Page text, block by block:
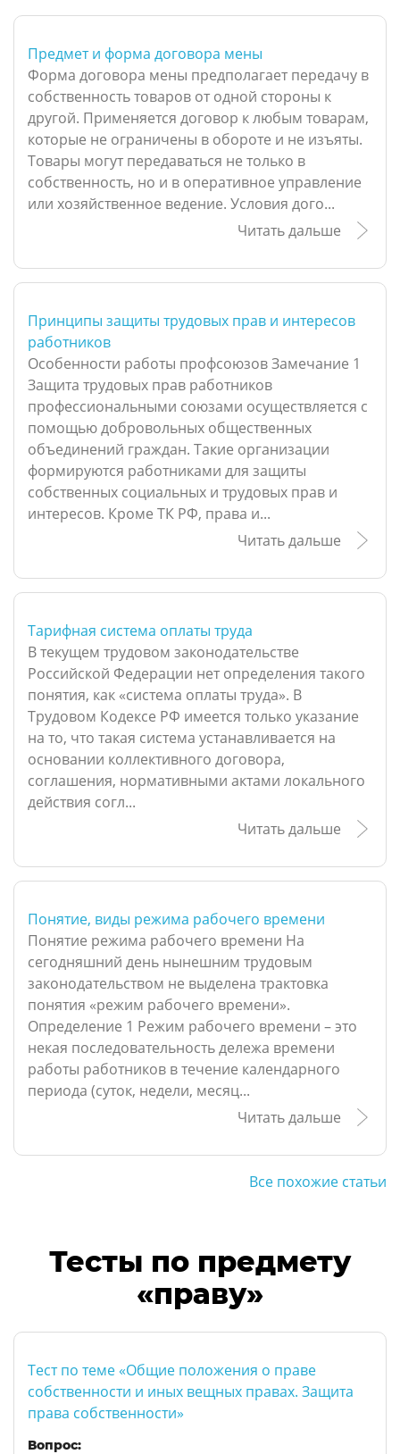
Предмет и форма договора мены
Форма договора мены предполагает передачу в
собственность товаров от одной стороны к
другой. Применяется договор к любым товарам,
которые не ограничены в обороте и не изъяты.
Товары могут передаваться не только в
собственность, но и в оперативное управление
или хозяйственное ведение. Условия дого...
Читать дальше
Принципы защиты трудовых прав и интересов
работников
Особенности работы профсоюзов Замечание 1
Защита трудовых прав работников
профессиональными союзами осуществляется с
помощью добровольных общественных
объединений граждан. Такие организации
формируются работниками для защиты
собственных социальных и трудовых прав и
интересов. Кроме ТК РФ, права и...
Читать дальше
Тарифная система оплаты труда
В текущем трудовом законодательстве
Российской Федерации нет определения такого
понятия, как «система оплаты труда». В
Трудовом Кодексе РФ имеется только указание
на то, что такая система устанавливается на
основании коллективного договора,
соглашения, нормативными актами локального
действия согл...
Читать дальше
Понятие, виды режима рабочего времени
Понятие режима рабочего времени На
сегодняшний день нынешним трудовым
законодательством не выделена трактовка
понятия «режим рабочего времени».
Определение 1 Режим рабочего времени – это
некая последовательность дележа времени
работы работников в течение календарного
периода (суток, недели, месяц...
Читать дальше
Все похожие статьи
Тесты по предмету
«праву»
Тест по теме «Общие положения о праве
собственности и иных вещных правах. Защита
права собственности»
Вопрос: